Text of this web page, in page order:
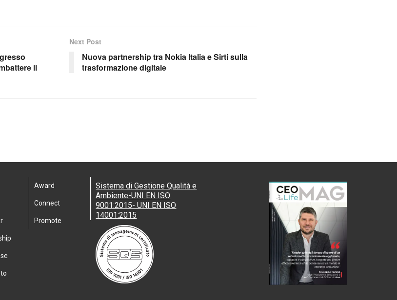
il
Next Post
Nuova partnership tra Nokia Italia e Sirti sulla
trasformazione digitale
Award
Connect
Promote
Sistema di Gestione Qualità e
Ambiente-UNI EN ISO
9001:2015- UNI EN ISO
14001:2015